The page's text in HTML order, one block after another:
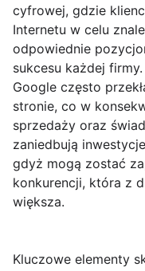
cyfrowej, gdzie
Internetu w celu
odpowiednie
sukcesu każdej
Google często
stronie, co w
sprzedaży oraz
zaniedbują
gdyż mogą zostać
konkurencji, która z
większa.
Kluczowe elementy